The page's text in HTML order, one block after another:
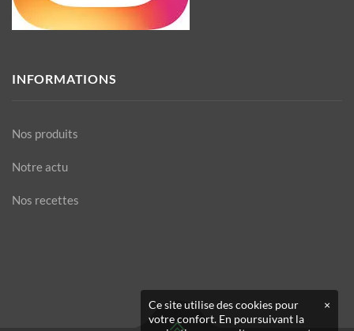
INFORMATIONS
Nos produits
Notre actu
Nos recettes
×
Ce site utilise des cookies pour
votre confort. En poursuivant la